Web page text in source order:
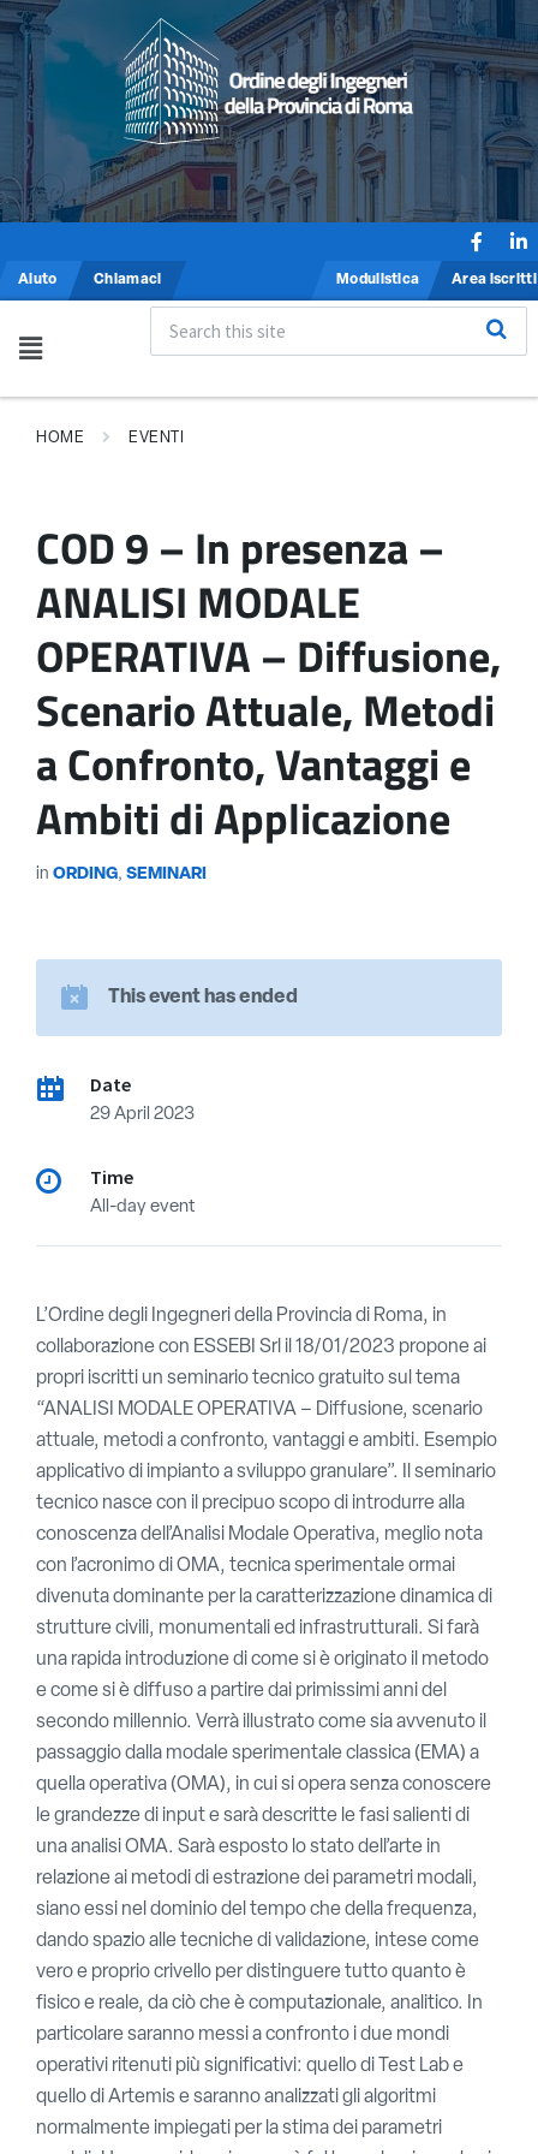
Aiuto Chiamaci Modulistica Area iscritti
HOME EVENTI
COD 9 – In presenza –
ANALISI MODALE
OPERATIVA – Diffusione,
Scenario Attuale, Metodi
a Confronto, Vantaggi e
Ambiti di Applicazione
in ORDING, SEMINARI
This event has ended
Date
29 April 2023
Time
All-day event
L’Ordine degli Ingegneri della Provincia di Roma, in
collaborazione con ESSEBI Srl il 18/01/2023 propone ai
propri iscritti un seminario tecnico gratuito sul tema
“ANALISI MODALE OPERATIVA – Diffusione, scenario
attuale, metodi a confronto, vantaggi e ambiti. Esempio
applicativo di impianto a sviluppo granulare”. Il seminario
tecnico nasce con il precipuo scopo di introdurre alla
conoscenza dell’Analisi Modale Operativa, meglio nota
con l’acronimo di OMA, tecnica sperimentale ormai
divenuta dominante per la caratterizzazione dinamica di
strutture civili, monumentali ed infrastrutturali. Si farà
una rapida introduzione di come si è originato il metodo
e come si è diffuso a partire dai primissimi anni del
secondo millennio. Verrà illustrato come sia avvenuto il
passaggio dalla modale sperimentale classica (EMA) a
quella operativa (OMA), in cui si opera senza conoscere
le grandezze di input e sarà descritte le fasi salienti di
una analisi OMA. Sarà esposto lo stato dell’arte in
relazione ai metodi di estrazione dei parametri modali,
siano essi nel dominio del tempo che della frequenza,
dando spazio alle tecniche di validazione, intese come
vero e proprio crivello per distinguere tutto quanto è
fisico e reale, da ciò che è computazionale, analitico. In
particolare saranno messi a confronto i due mondi
operativi ritenuti più significativi: quello di Test Lab e
quello di Artemis e saranno analizzati gli algoritmi
normalmente impiegati per la stima dei parametri